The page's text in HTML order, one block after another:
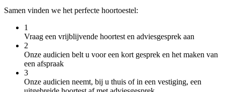
Samen vinden we het perfecte hoortoestel:
1
Vraag een vrijblijvende hoortest en adviesgesprek aan
2
Onze audicien belt u voor een kort gesprek en het maken van
een afspraak
3
Onze audicien neemt, bij u thuis of in een vestiging, een